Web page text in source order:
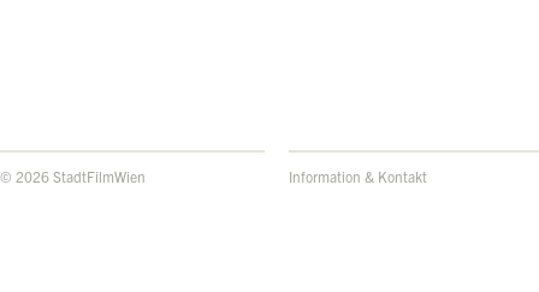
© 2026 StadtFilmWien Information & Kontakt